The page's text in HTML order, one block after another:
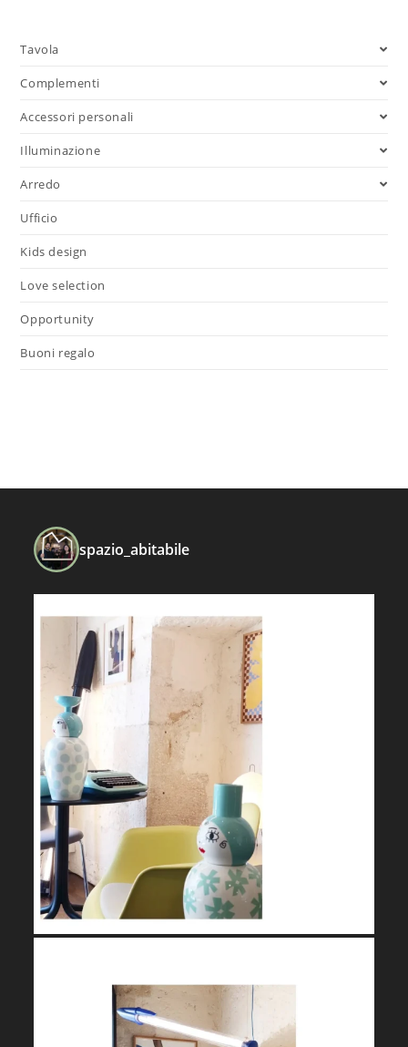
Tavola
Complementi
Accessori personali
Illuminazione
Arredo
Ufficio
Kids design
Love selection
Opportunity
Buoni regalo
spazio_abitabile